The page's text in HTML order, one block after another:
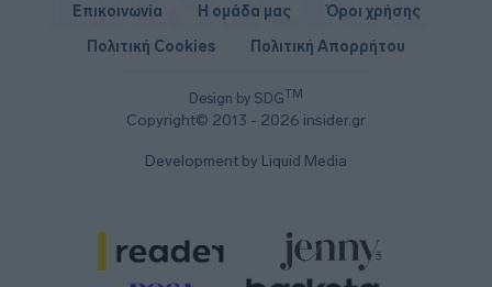
Design by SDGTM
Copyright© 2013 - 2026 insider.gr
Επικοινωνία Η ομάδα μας
Όροι χρήσης
Πολιτική Cookies
Πολιτική Απορρήτου
Development by Liquid Media